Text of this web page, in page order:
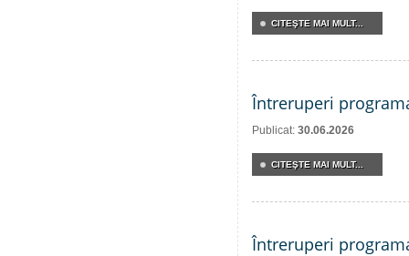
CITEŞTE MAI MULT...
Întreruperi
Publicat: 30.06.2026
CITEŞTE MAI MULT...
Întreruperi